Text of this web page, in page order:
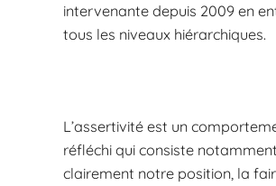
intervenante depuis 2009 en
tous les niveaux hiérarchiques.
L’assertivité est un
réfléchi qui consiste
clairement notre position, la